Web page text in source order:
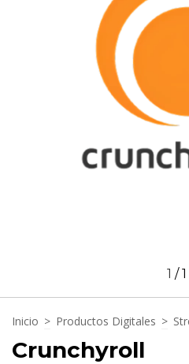
1 /1
Inicio > Productos Digitales >
Crunchyroll